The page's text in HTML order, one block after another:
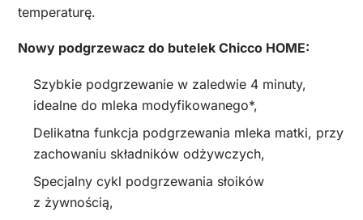
temperaturę.
Nowy podgrzewacz do butelek Chicco HOME:
Szybkie podgrzewanie w zaledwie 4 minuty,
idealne do mleka modyfikowanego*,
Delikatna funkcja podgrzewania mleka matki, przy
zachowaniu składników odżywczych,
Specjalny cykl podgrzewania słoików
z żywnością,